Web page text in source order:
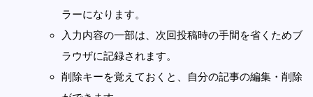
ラーになります。
入力内容の一部は、次回投稿時の手間を省くためブ
ラウザに記録されます。
削除キーを覚えておくと、自分の記事の編集・削除